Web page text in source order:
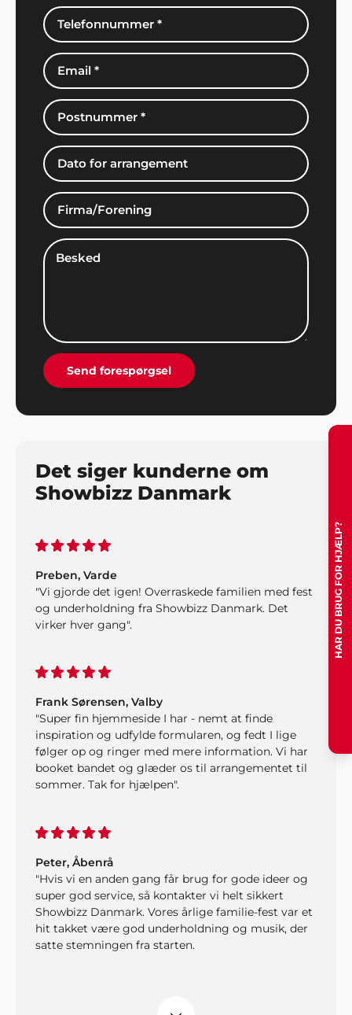
Send forespørgsel
Det siger kunderne om
Showbizz Danmark
Bjørn Bendtsen, Kalundborg
"Vi var lidt på bar bund med underholdning og
musik til vores arrangement, men Showbizz
Danmark viste vejen med et stort udvalg og
masser af ideer".
Søren og Henning
som nærmest klarede det hele og leverede både
musik og underholdning. Super fedt. Tak for det".
Preben, Varde
"Vi gjorde det igen! Overraskede familien med fest
og underholdning fra Showbizz Danmark. Det
virker hver gang".
Frank Sørensen, Valby
"Super fin hjemmeside I har - nemt at finde
inspiration og udfylde formularen, og fedt I lige
følger op og ringer med mere information. Vi har
booket bandet og glæder os til arrangementet til
sommer. Tak for hjælpen".
Peter, Åbenrå
"Hvis vi en anden gang får brug for gode ideer og
super god service, så kontakter vi helt sikkert
Showbizz Danmark. Vores årlige familie-fest var et
hit takket være god underholdning og musik, der
satte stemningen fra starten.
HAR DU BRUG FOR HJÆLP?